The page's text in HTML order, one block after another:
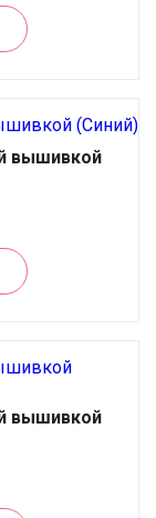
вышивкой
вышивкой